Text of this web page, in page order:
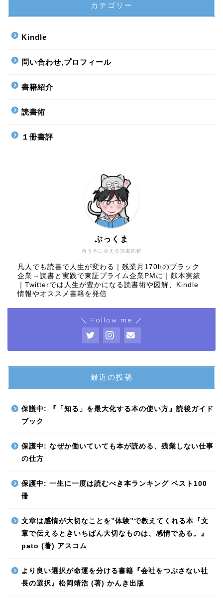
カテゴリー
Kindle
問い合わせ,プロフィール
書籍紹介
読書術
１冊書評
合う本に会える読書図解
ぶっくま
凡人でも読書で人生が変わる｜残業月170hのブラック
企業→読書と実践で東証プライム企業PMに｜献本実績
｜Twitterでは人生が豊かになる読書術や図解、Kindle
情報やオススメ書籍を発信
＼ Follow me ／
最近の投稿
保護中: 『「知る」を最大化する本の使い方』読後ガイド
ブック
保護中: なぜか働いていても本が読める、残業しない仕事
の仕方
保護中: 一生に一度は読むべき本ランキング ベスト100
冊
文章は感情が大切なことを”体験”で教えてくれる本『文
章で伝えるときいちばん大切なものは、感情である。』
pato (著) アスコム
より良い選択が命運を分ける書籍『会社をつぶさない社
長の選択』松岡靖浩 (著) かんき出版